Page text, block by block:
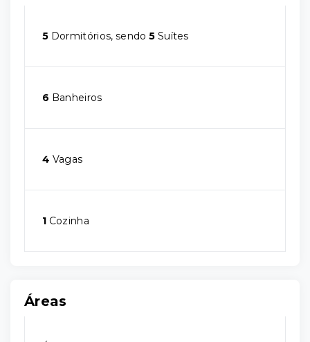
5 Dormitórios, sendo5 Suítes
6 Banheiros
4 Vagas
1 Cozinha
Áreas